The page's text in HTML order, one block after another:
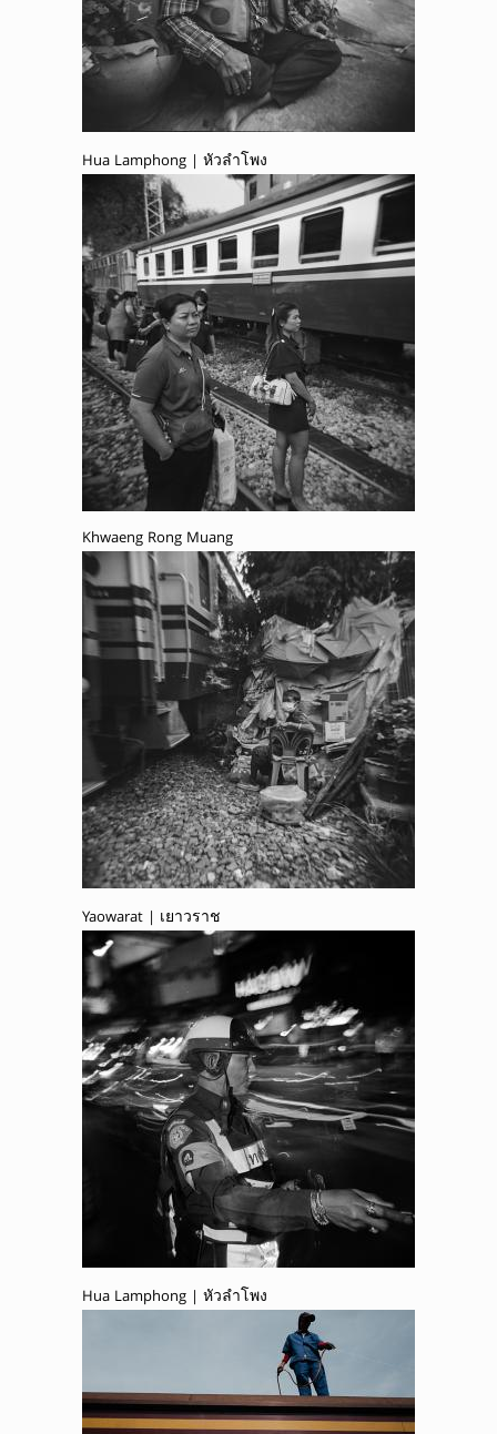
Hua Lamphong | หัวลำโพง
Khwaeng Rong Muang
Yaowarat | เยาวราช
Hua Lamphong | หัวลำโพง